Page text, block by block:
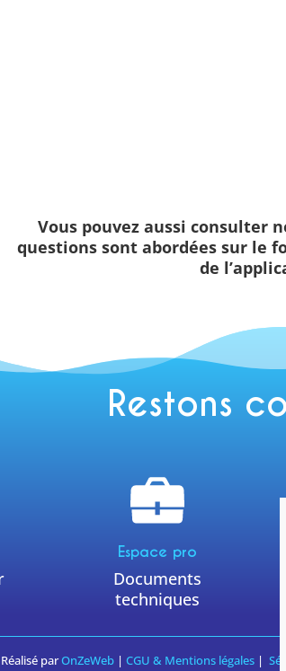
Vous pouvez aussi consulter
questions sont abordées sur le
de
Restons
Espace pro
Documents
techniques
Réalisé parOnZeWeb| CGU & Mentions légales|